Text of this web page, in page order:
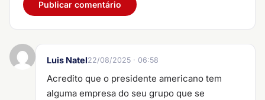
Luis Natel22/08/2025 · 06:58
Acredito que o presidente americano tem
alguma empresa do seu grupo que se